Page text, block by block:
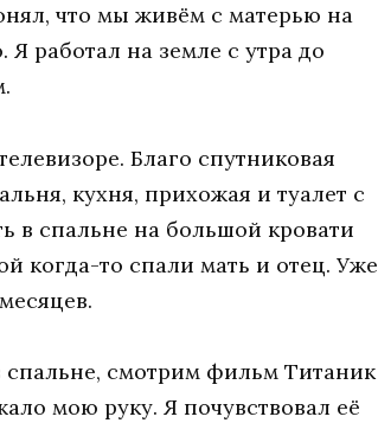
что мы живём с матерью на
работал на земле с утра до
Благо спутниковая
кухня, прихожая и туалет с
в спальне на большой кровати
когда-то спали мать и отец. Уже
смотрим фильм Титаник
мою руку. Я почувствовал её